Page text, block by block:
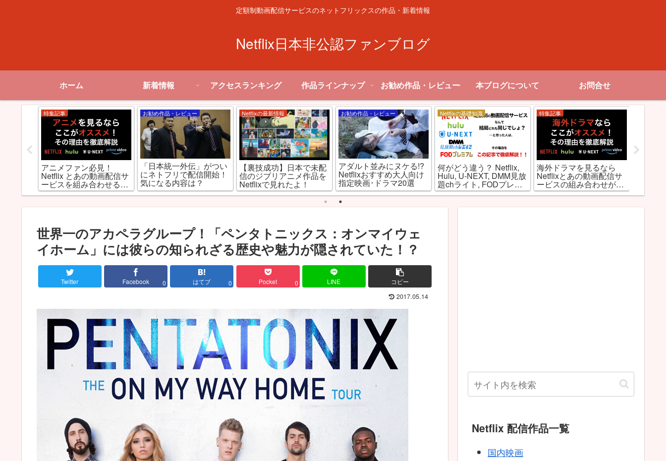
定額制動画配信サービスのネットフリックスの作品・新着情報
Netflix日本非公認ファンブログ
ホーム 新着情報 アクセスランキング 作品ラインナップ お勧め作品・レビュー 本ブログについて お問合せ
特集記事
アニメファン必見！
Netflix とあの動画配信サ
ービスを組み合わせると
最強だった件
お勧め作品・レビュー
「日本統一外伝」がつい
にネトフリで配信開始！
気になる内容は？
Netflixの最新情報
【裏技成功】日本で未配
信のジブリアニメ作品を
Netflixで見れたよ！
お勧め作品・レビュー
アダルト並みにヌケる!?
Netflixおすすめ大人向け
指定映画･ドラマ20選
Netflixの基礎知識
何がどう違う？ Netflix,
Hulu, U-NEXT, DMM見放
題chライト, FODプレミ
アムを徹底比較！
特集記事
海外ドラマを見るなら
Netflixとあの動画配信サ
ービスの組み合わせが最
強な理由とは!?
世界一のアカペラグループ！「ペンタトニックス：オンマイウェ
イホーム」には彼らの知られざる歴史や魅力が隠されていた！？
Twitter Facebook 0 はてブ 0 Pocket 0 LINE コピー
2017.05.14
Netflix 配信作品一覧
国内映画